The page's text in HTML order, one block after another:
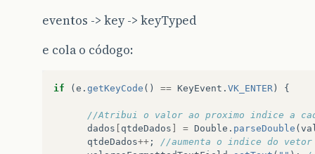
eventos -> key -> keyTyped
e cola o códogo:
if (e . getKeyCode () == KeyEvent . VK_ENTER ) {
//Atribui o valor ao proximo indice a
dados [ qtdeDados ] = Double . parseDouble (
qtdeDados++ ;
//aumenta o indice do